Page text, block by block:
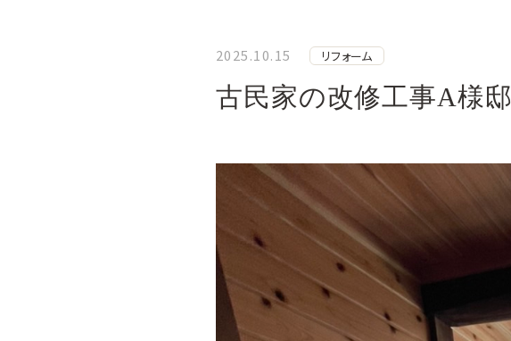
2025.10.15 リフォーム
古民家の改修工事A様邸